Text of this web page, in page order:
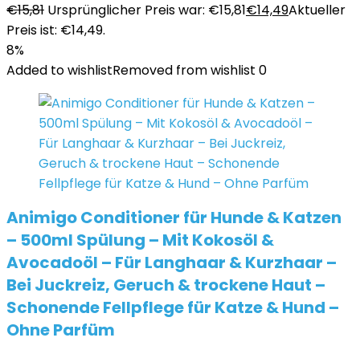
€15,81 Ursprünglicher Preis war: €15,81€14,49Aktueller
Preis ist: €14,49.
8%
Added to wishlistRemoved from wishlist 0
Animigo Conditioner für Hunde & Katzen
– 500ml Spülung – Mit Kokosöl &
Avocadoöl – Für Langhaar & Kurzhaar –
Bei Juckreiz, Geruch & trockene Haut –
Schonende Fellpflege für Katze & Hund –
Ohne Parfüm